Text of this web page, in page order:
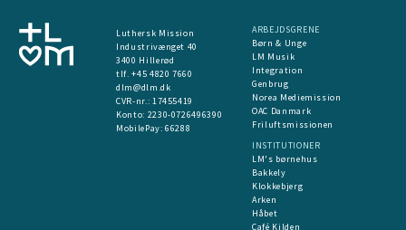
Luthersk Mission
Industrivænget 40
3400 Hillerød
tlf. +45 4820 7660
dlm@dlm.dk
CVR-nr.: 17455419
​Konto: 2230-0726496390
MobilePay:66288
ARBEJDSGRENE
Børn & Unge
LM Musik
Integration
Genbrug
Norea Mediemission
OAC Danmark
Friluftsmissionen
INSTITUTIONER
LM's børnehus
Bakkely
Klokkebjerg
Arken
Håbet
Café Kilden